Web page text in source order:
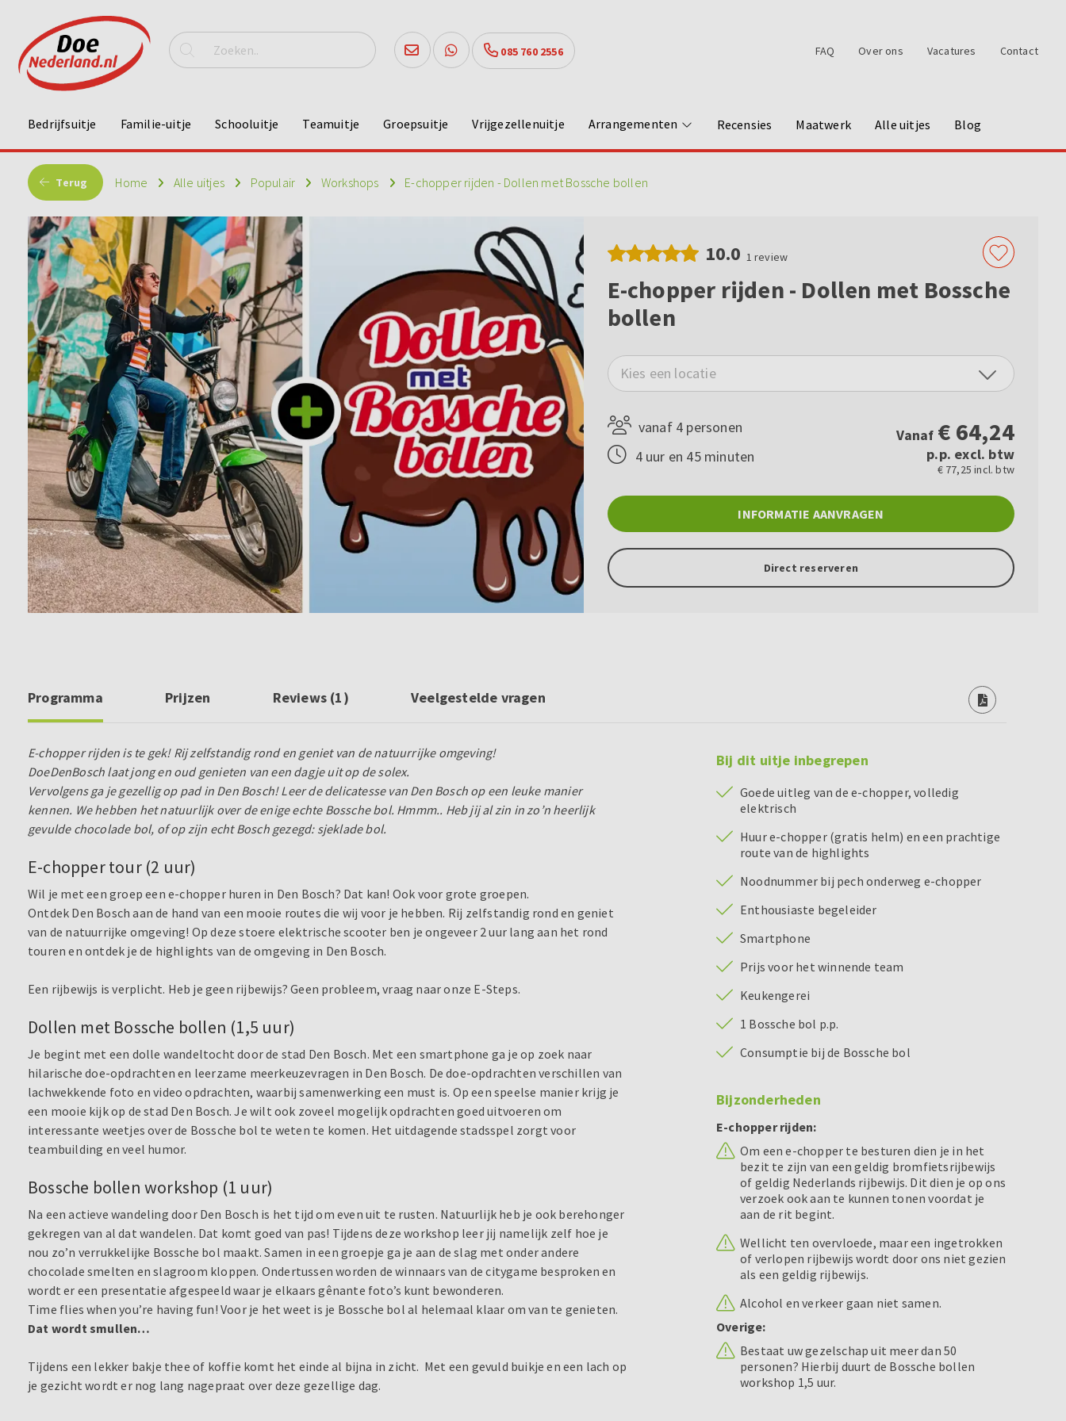
085 760 2556 FAQ Over ons Vacatures Contact
Bedrijfsuitje Familie-uitje Schooluitje Teamuitje Groepsuitje Vrijgezellenuitje Arrangementen Recensies Maatwerk Alle uitjes Blog
Terug Home Alle uitjes Populair Workshops E-chopper rijden - Dollen met Bossche bollen
10.0 1 review
E-chopper rijden - Dollen met Bossche
bollen
Kies een locatie
vanaf 4 personen
4 uur en 45 minuten
Vanaf € 64,24
p.p. excl. btw
€ 77,25 incl. btw
INFORMATIE AANVRAGEN
Direct reserveren
Programma Prijzen Reviews (1) Veelgestelde vragen
E-chopper rijden is te gek! Rij zelfstandig rond en geniet van de natuurrijke omgeving!
DoeDenBosch laat jong en oud genieten van een dagje uit op de solex.
Vervolgens ga je gezellig op pad in Den Bosch! Leer de delicatesse van Den Bosch op een leuke manier
kennen. We hebben het natuurlijk over de enige echte Bossche bol. Hmmm.. Heb jij al zin in zo’n heerlijk
gevulde chocolade bol, of op zijn echt Bosch gezegd: sjeklade bol.
E-chopper tour (2 uur)
Wil je met een groep een e-chopper huren in Den Bosch? Dat kan! Ook voor grote groepen.
Ontdek Den Bosch aan de hand van een mooie routes die wij voor je hebben. Rij zelfstandig rond en geniet
van de natuurrijke omgeving! Op deze stoere elektrische scooter ben je ongeveer 2 uur lang aan het rond
touren en ontdek je de highlights van de omgeving in Den Bosch.
Een rijbewijs is verplicht. Heb je geen rijbewijs? Geen probleem, vraag naar onze E-Steps.
Dollen met Bossche bollen (1,5 uur)
Je begint met een dolle wandeltocht door de stad Den Bosch. Met een smartphone ga je op zoek naar
hilarische doe-opdrachten en leerzame meerkeuzevragen in Den Bosch. De doe-opdrachten verschillen van
lachwekkende foto en video opdrachten, waarbij samenwerking een must is. Op een speelse manier krijg je
een mooie kijk op de stad Den Bosch. Je wilt ook zoveel mogelijk opdrachten goed uitvoeren om
interessante weetjes over de Bossche bol te weten te komen. Het uitdagende stadsspel zorgt voor
teambuilding en veel humor.
Bossche bollen workshop (1 uur)
Na een actieve wandeling door Den Bosch is het tijd om even uit te rusten. Natuurlijk heb je ook berehonger
gekregen van al dat wandelen. Dat komt goed van pas! Tijdens deze workshop leer jij namelijk zelf hoe je
nou zo’n verrukkelijke Bossche bol maakt. Samen in een groepje ga je aan de slag met onder andere
chocolade smelten en slagroom kloppen. Ondertussen worden de winnaars van de citygame besproken en
wordt er een presentatie afgespeeld waar je elkaars gênante foto’s kunt bewonderen.
Time flies when you’re having fun! Voor je het weet is je Bossche bol al helemaal klaar om van te genieten.
Dat wordt smullen…
Tijdens een lekker bakje thee of koffie komt het einde al bijna in zicht. Met een gevuld buikje en een lach op
je gezicht wordt er nog lang nagepraat over deze gezellige dag.
Bij dit uitje inbegrepen
Goede uitleg van de e-chopper, volledig
elektrisch
Huur e-chopper (gratis helm) en een prachtige
route van de highlights
Noodnummer bij pech onderweg e-chopper
Enthousiaste begeleider
Smartphone
Prijs voor het winnende team
Keukengerei
1 Bossche bol p.p.
Consumptie bij de Bossche bol
Bijzonderheden
E-chopper rijden:
Om een e-chopper te besturen dien je in het
bezit te zijn van een geldig bromfietsrijbewijs
of geldig Nederlands rijbewijs. Dit dien je op ons
verzoek ook aan te kunnen tonen voordat je
aan de rit begint.
Wellicht ten overvloede, maar een ingetrokken
of verlopen rijbewijs wordt door ons niet gezien
als een geldig rijbewijs.
Alcohol en verkeer gaan niet samen.
Overige:
Bestaat uw gezelschap uit meer dan 50
personen? Hierbij duurt de Bossche bollen
workshop 1,5 uur.